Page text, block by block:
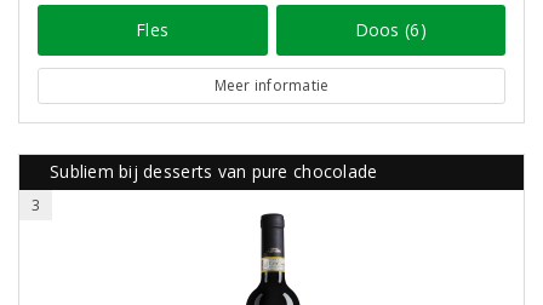
Fles Doos (6)
Meer informatie
Subliem bij desserts van pure chocolade
3